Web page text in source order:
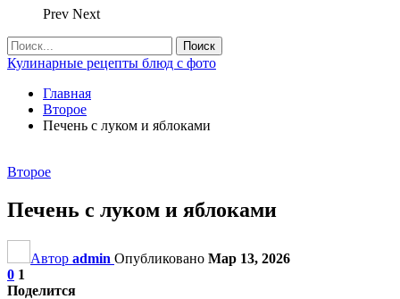
Prev Next
Кулинарные рецепты блюд с фото
Главная
Второе
Печень с луком и яблоками
Второе
Печень с луком и яблоками
Автор admin Опубликовано Мар 13, 2026
0 1
Поделится